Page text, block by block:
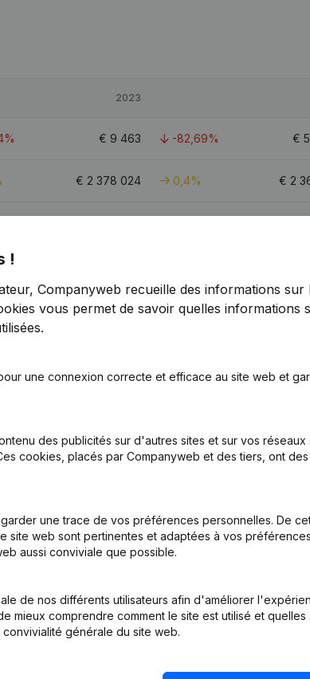
2023
€ 9 463 -82,69% €
€ 2 378 024 0,4% € 2
Demission(s) Nomination(s) Modification
!
Companyweb recueille des informations
vous permet de savoir quelles informations
une connexion correcte et efficace au site web et
des publicités sur d'autres sites et sur vos réseaux
cookies, placés par Companyweb et des tiers, ont
une trace de vos préférences personnelles. De
site web sont pertinentes et adaptées à vos
aussi conviviale que possible.
de nos différents utilisateurs afin d'améliorer
mieux comprendre comment le site est utilisé et quelles
générale du site web.